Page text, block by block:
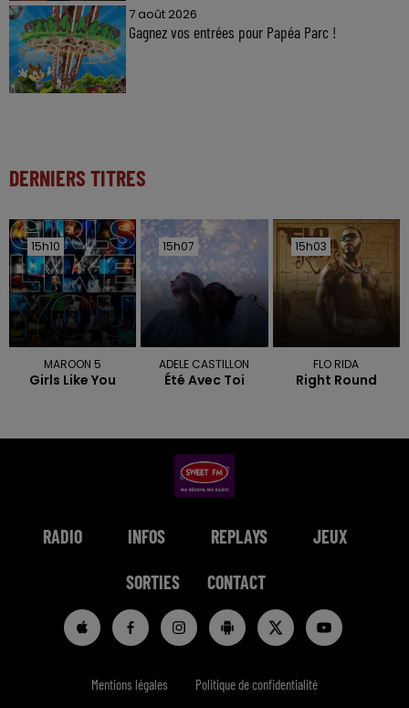
7 août 2026
Gagnez vos entrées pour Papéa Parc !
DERNIERS TITRES
15h10
15h10
MAROON 5
Girls Like You
15h07
15h07
ADELE CASTILLON
Été Avec Toi
15h03
15h03
FLO RIDA
Right Round
RADIO INFOS REPLAYS JEUX
SORTIES CONTACT
Mentions légales Politique de confidentialité